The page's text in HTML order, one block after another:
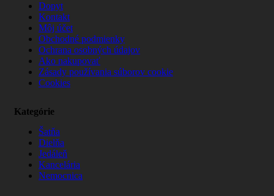
Dopyt
Kontakt
Môj účet
Obchodné podmienky
Ochrana osobných údajov
Ako nakupovať
Zásady používania súborov cookie
Cookies
Kategórie
Šatňa
Dielňa
Jedáleň
Kancelária
Nemocnica